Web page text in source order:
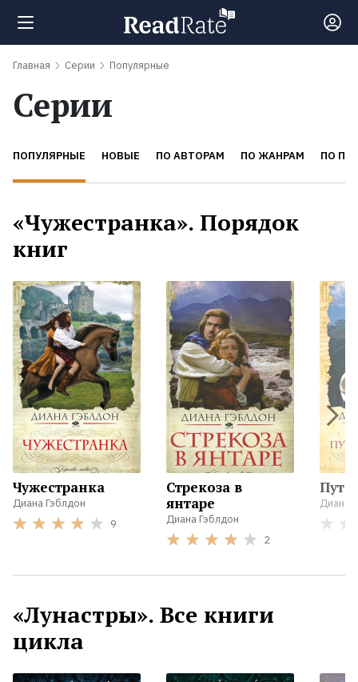
Поиск
Новости
Рейтинги
Книги
Экранизации
Коллекции
Главная Серии Популярные
Серии
ПОПУЛЯРНЫЕ НОВЫЕ ПО АВТОРАМ ПО ЖАНРАМ ПО
«Чужестранка». Порядок
книг
Чужестранка
Диана Гэблдон
9
Стрекоза в
янтаре
Диана Гэблдон
2
Диана
«Лунастры». Все книги
цикла